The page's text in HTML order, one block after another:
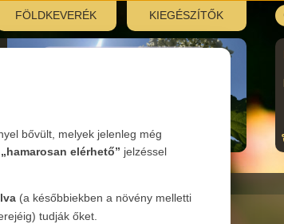
bővült, melyek jelenleg még
„hamarosan elérhető” jelzéssel
(a későbbiekben a növény melletti
tudják őket.
FÖLDKEVERÉK KIEGÉSZÍTŐK
- Bőrlevél Faj: